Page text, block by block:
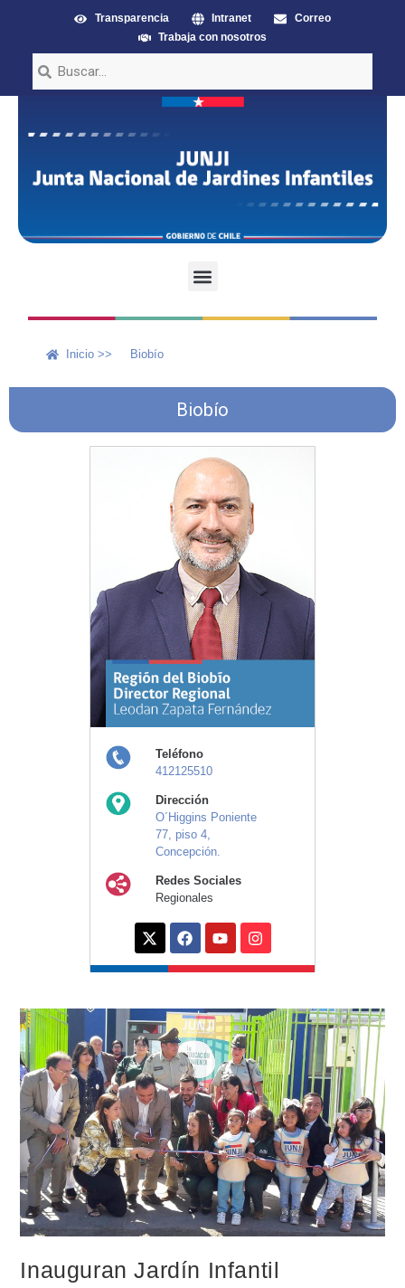
Transparencia Intranet
Correo
Trabaja con nosotros
Inicio >> Biobío
Biobío
Teléfono
412125510
Dirección
O´Higgins Poniente
77, piso 4,
Concepción.
Redes Sociales
Regionales
Inauguran Jardín Infantil